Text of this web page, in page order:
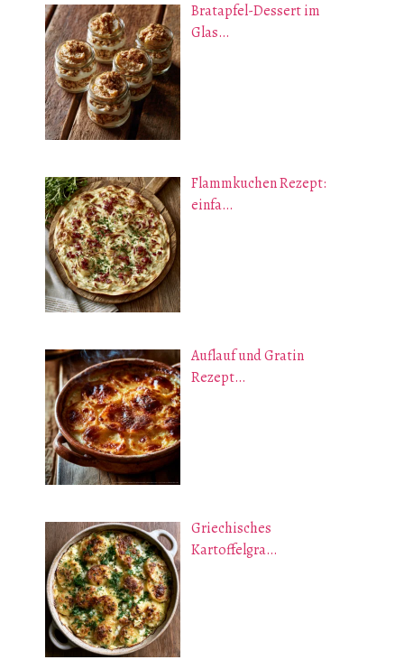
Bratapfel-Dessert im
Glas…
Flammkuchen Rezept:
einfa…
Auflauf und Gratin
Rezept…
Griechisches
Kartoffelgra…